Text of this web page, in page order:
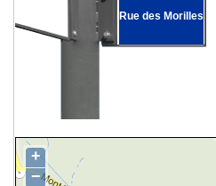
Rue des Morilles
+
−